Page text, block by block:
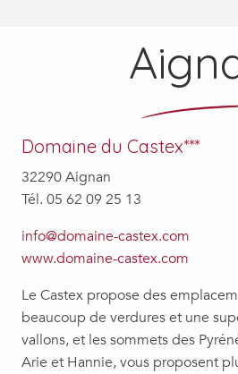
Domaine du Castex***
32290 Aignan
Tél. 05 62 09 25 13
info@domaine-castex.com
www.domaine-castex.com
Le Castex propose des
beaucoup de verdures et une
vallons, et les sommets des
Arie et Hannie, vous proposent